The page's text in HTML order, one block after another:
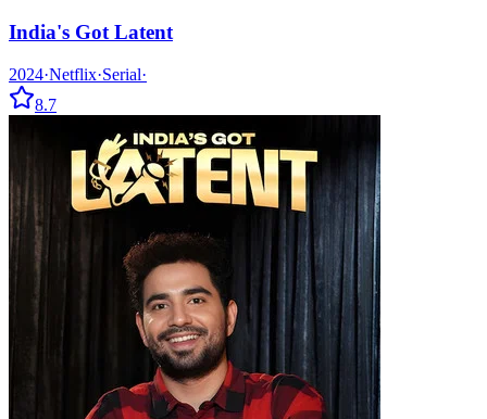
India's Got Latent
2024·Netflix·Serial·
8.7